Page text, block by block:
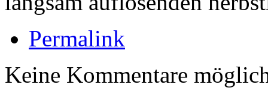
Permalink
Keine Kommentare